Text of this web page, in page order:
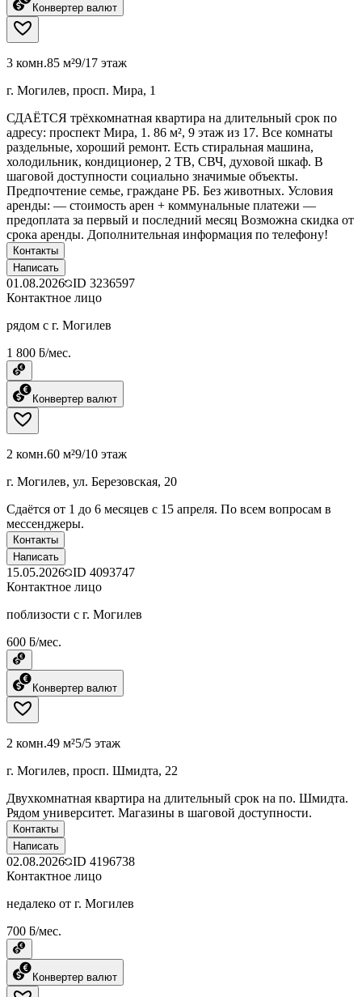
Конвертер валют
3 комн.85 м²9/17 этаж
г. Могилев, просп. Мира, 1
СДАЁТСЯ трёхкомнатная квартира на длительный срок по
адресу: проспект Мира, 1. 86 м², 9 этаж из 17. Все комнаты
раздельные, хороший ремонт. Есть стиральная машина,
холодильник, кондиционер, 2 ТВ, СВЧ, духовой шкаф. В
шаговой доступности социально значимые объекты.
Предпочтение семье, граждане РБ. Без животных. Условия
аренды: — стоимость арен + коммунальные платежи —
предоплата за первый и последний месяц Возможна скидка от
срока аренды. Дополнительная информация по телефону!
Контакты
Написать
01.08.2026 ID 3236597
Контактное лицо
рядом с г. Могилев
1 800 ƃ/мес.
Конвертер валют
2 комн.60 м²9/10 этаж
г. Могилев, ул. Березовская, 20
Сдаётся от 1 до 6 месяцев с 15 апреля. По всем вопросам в
мессенджеры.
Контакты
Написать
15.05.2026 ID 4093747
Контактное лицо
поблизости с г. Могилев
600 ƃ/мес.
Конвертер валют
2 комн.49 м²5/5 этаж
г. Могилев, просп. Шмидта, 22
Двухкомнатная квартира на длительный срок на по. Шмидта.
Рядом университет. Магазины в шаговой доступности.
Контакты
Написать
02.08.2026 ID 4196738
Контактное лицо
недалеко от г. Могилев
700 ƃ/мес.
Конвертер валют